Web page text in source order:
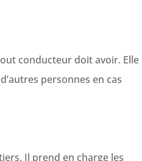
conducteur doit avoir. Elle
personnes en cas
Il prend en charge les